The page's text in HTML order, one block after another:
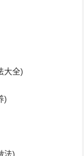
大全)
)
法)